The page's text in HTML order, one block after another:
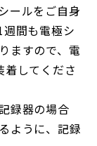
ールをご自身
間も電極シ
ますので、電
してくださ
録器の場合
ように、記録